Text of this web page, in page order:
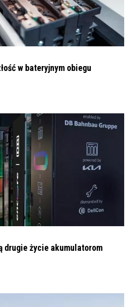
w bateryjnym obiegu
drugie życie akumulatorom